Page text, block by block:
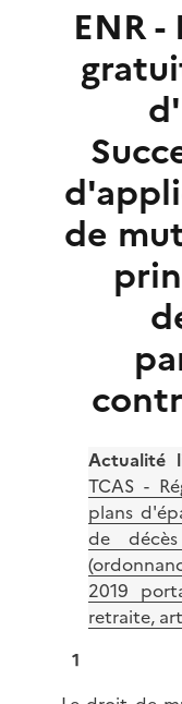
ENR
de
Actualité
TCAS -
plans
de décès
2019
retraite,
1